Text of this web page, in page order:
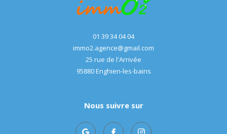
01 39 34 04 04
immo2.agence@gmail.com
25 rue de l'Arrivée
95880 enghien-les-bains
Nous suivre sur